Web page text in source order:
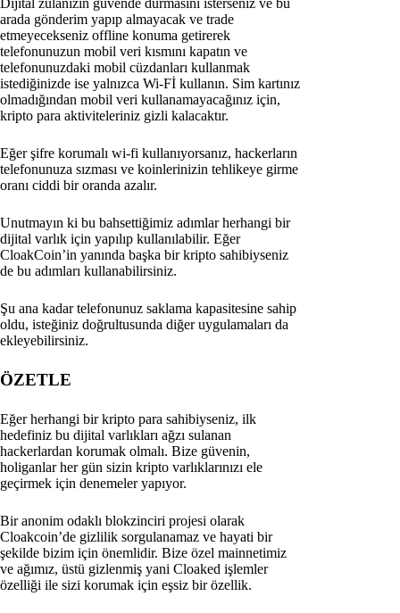
arada gönderim yapıp almayacak ve trade
etmeyecekseniz offline konuma getirerek
telefonunuzun mobil veri kısmını kapatın ve
telefonunuzdaki mobil cüzdanları kullanmak
istediğinizde ise yalnızca Wi-Fİ kullanın. Sim kartınız
olmadığından mobil veri kullanamayacağınız için,
kripto para aktiviteleriniz gizli kalacaktır.
Eğer şifre korumalı wi-fi kullanıyorsanız, hackerların
telefonunuza sızması ve koinlerinizin tehlikeye girme
oranı ciddi bir oranda azalır.
Unutmayın ki bu bahsettiğimiz adımlar herhangi bir
dijital varlık için yapılıp kullanılabilir. Eğer
CloakCoin’in yanında başka bir kripto sahibiyseniz
de bu adımları kullanabilirsiniz.
Şu ana kadar telefonunuz saklama kapasitesine sahip
oldu, isteğiniz doğrultusunda diğer uygulamaları da
ekleyebilirsiniz.
ÖZETLE
Eğer herhangi bir kripto para sahibiyseniz, ilk
hedefiniz bu dijital varlıkları ağzı sulanan
hackerlardan korumak olmalı. Bize güvenin,
holiganlar her gün sizin kripto varlıklarınızı ele
geçirmek için denemeler yapıyor.
Bir anonim odaklı blokzinciri projesi olarak
Cloakcoin’de gizlilik sorgulanamaz ve hayati bir
şekilde bizim için önemlidir. Bize özel mainnetimiz
ve ağımız, üstü gizlenmiş yani Cloaked işlemler
özelliği ile sizi korumak için eşsiz bir özellik.